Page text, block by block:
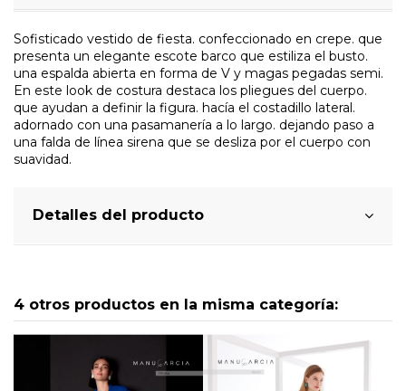
Sofisticado vestido de fiesta. confeccionado en crepe. que
presenta un elegante escote barco que estiliza el busto.
una espalda abierta en forma de V y magas pegadas semi.
En este look de costura destaca los pliegues del cuerpo.
que ayudan a definir la figura. hacía el costadillo lateral.
adornado con una pasamanería a lo largo. dejando paso a
una falda de línea sirena que se desliza por el cuerpo con
suavidad.
Detalles del producto
4 otros productos en la misma categoría: